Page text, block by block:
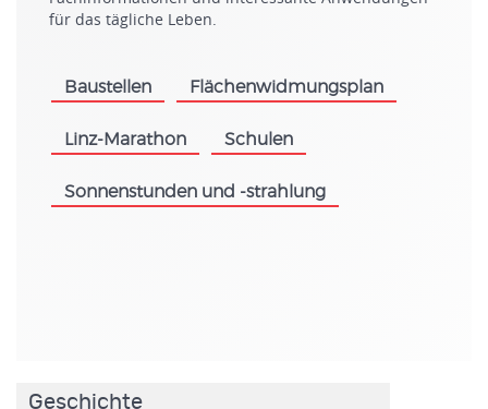
für das tägliche Leben.
Baustellen Flächenwidmungsplan
Linz-Marathon Schulen
Sonnenstunden und -strahlung
Geschichte